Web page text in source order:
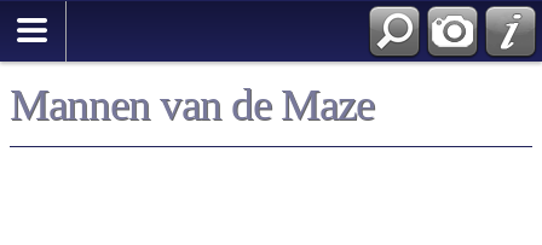
Mannen van de Maze